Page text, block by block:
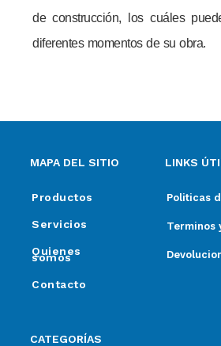
de construcción, los cuáles
diferentes momentos de su obra.
MAPA DEL SITIO
Productos
Servicios
Quienes
somos
Contacto
LINKS
Politicas
Terminos
CATEGORÍAS